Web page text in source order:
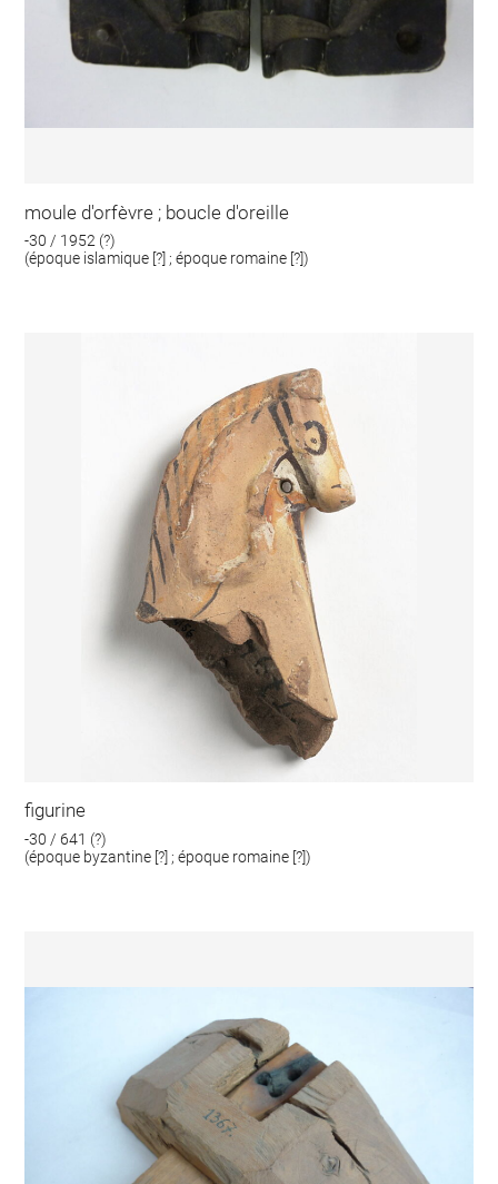
moule d'orfèvre ; boucle d'oreille
-30 / 1952 (?)
(époque islamique [?] ; époque romaine [?])
figurine
-30 / 641 (?)
(époque byzantine [?] ; époque romaine [?])